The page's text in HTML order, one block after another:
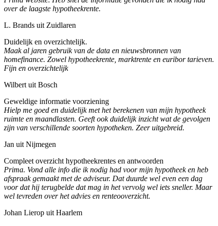
over de laagste hypotheekrente.
L. Brands uit Zuidlaren
Duidelijk en overzichtelijk.
Maak al jaren gebruik van de data en nieuwsbronnen van
homefinance. Zowel hypotheekrente, marktrente en euribor tarieven.
Fijn en overzichtelijk
Wilbert uit Bosch
Geweldige informatie voorziening
Hielp me goed en duidelijk met het berekenen van mijn hypotheek
ruimte en maandlasten. Geeft ook duidelijk inzicht wat de gevolgen
zijn van verschillende soorten hypotheken. Zeer uitgebreid.
Jan uit Nijmegen
Compleet overzicht hypotheekrentes en antwoorden
Prima. Vond alle info die ik nodig had voor mijn hypotheek en heb
afspraak gemaakt met de adviseur. Dat duurde wel even een dag
voor dat hij terugbelde dat mag in het vervolg wel iets sneller. Maar
wel tevreden over het advies en renteooverzicht.
Johan Lierop uit Haarlem